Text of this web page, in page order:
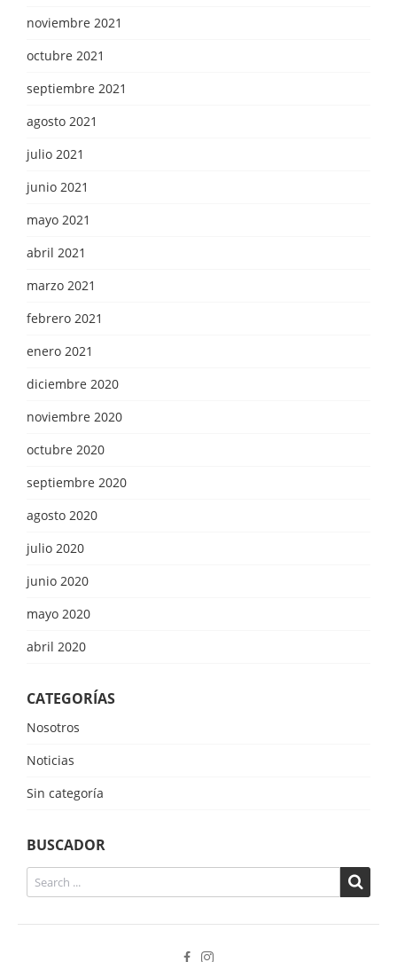
noviembre 2021
octubre 2021
septiembre 2021
agosto 2021
julio 2021
junio 2021
mayo 2021
abril 2021
marzo 2021
febrero 2021
enero 2021
diciembre 2020
noviembre 2020
octubre 2020
septiembre 2020
agosto 2020
julio 2020
junio 2020
mayo 2020
abril 2020
CATEGORÍAS
Nosotros
Noticias
Sin categoría
BUSCADOR